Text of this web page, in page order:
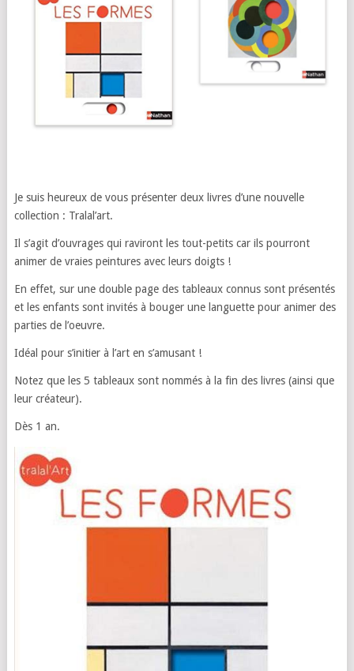
Je suis heureux de vous présenter deux livres d’une nouvelle
collection : Tralal’art.
Il s’agit d’ouvrages qui raviront les tout-petits car ils pourront
animer de vraies peintures avec leurs doigts !
En effet, sur une double page des tableaux connus sont présentés
et les enfants sont invités à bouger une languette pour animer des
parties de l’oeuvre.
Idéal pour s’initier à l’art en s’amusant !
Notez que les 5 tableaux sont nommés à la fin des livres (ainsi que
leur créateur).
Dès 1 an.